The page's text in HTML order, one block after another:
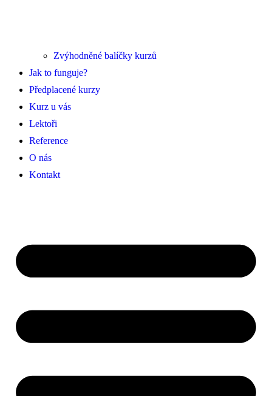
Zvýhodněné balíčky kurzů
Jak to funguje?
Předplacené kurzy
Kurz u vás
Lektoři
Reference
O nás
Kontakt